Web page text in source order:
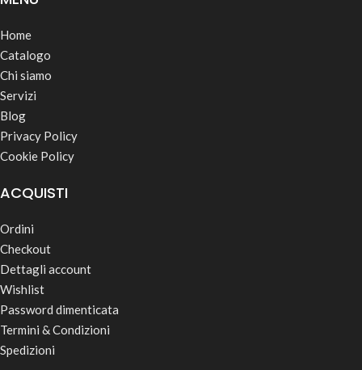
Home
Catalogo
Chi siamo
Servizi
Blog
Privacy Policy
Cookie Policy
ACQUISTI
Ordini
Checkout
Dettagli account
Wishlist
Password dimenticata
Termini & Condizioni
Spedizioni